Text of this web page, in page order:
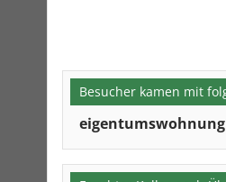
Besucher kamen mit